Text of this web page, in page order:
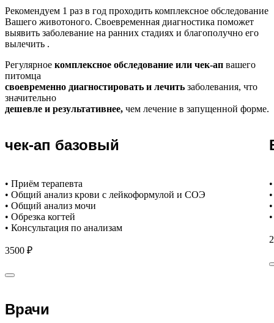
Рекомендуем 1 раз в год проходить комплексное обследование
Вашего животоного. Своевременная диагностика поможет
выявить заболевание на ранних стадиях и благополучно его
вылечить .
Регулярное комплексное обследование или чек-ап вашего
питомца
своевременно диагностировать и лечить заболевания, что
значительно
дешевле и результативнее, чем лечение в запущенной форме.
чек-ап базовый
• Приём терапевта
• Общий анализ крови с лейкоформулой и СОЭ
• Общий анализ мочи
• Обрезка когтей
• Консультация по анализам
3500 ₽
Врачи